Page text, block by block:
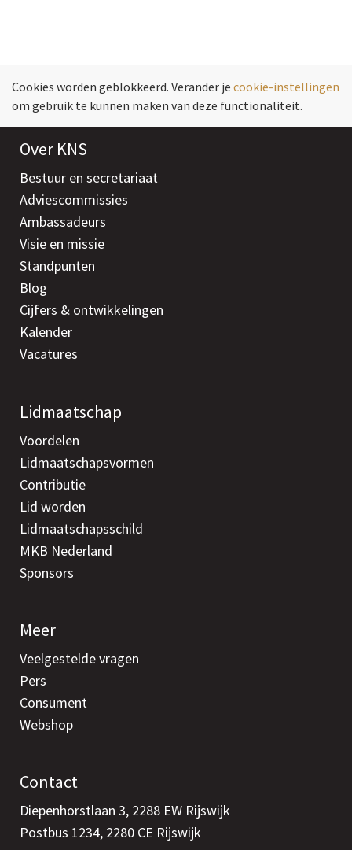
Cookies worden geblokkeerd. Verander je cookie-instellingen
om gebruik te kunnen maken van deze functionaliteit.
Over KNS
Bestuur en secretariaat
Adviescommissies
Ambassadeurs
Visie en missie
Standpunten
Blog
Cijfers & ontwikkelingen
Kalender
Vacatures
Lidmaatschap
Voordelen
Lidmaatschapsvormen
Contributie
Lid worden
Lidmaatschapsschild
MKB Nederland
Sponsors
Meer
Veelgestelde vragen
Pers
Consument
Webshop
Contact
Diepenhorstlaan 3, 2288 EW Rijswijk
Postbus 1234, 2280 CE Rijswijk